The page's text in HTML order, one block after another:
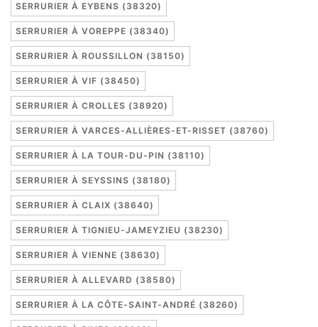
SERRURIER À EYBENS (38320)
SERRURIER À VOREPPE (38340)
SERRURIER À ROUSSILLON (38150)
SERRURIER À VIF (38450)
SERRURIER À CROLLES (38920)
SERRURIER À VARCES-ALLIÈRES-ET-RISSET (38760)
SERRURIER À LA TOUR-DU-PIN (38110)
SERRURIER À SEYSSINS (38180)
SERRURIER À CLAIX (38640)
SERRURIER À TIGNIEU-JAMEYZIEU (38230)
SERRURIER À VIENNE (38630)
SERRURIER À ALLEVARD (38580)
SERRURIER À LA CÔTE-SAINT-ANDRÉ (38260)